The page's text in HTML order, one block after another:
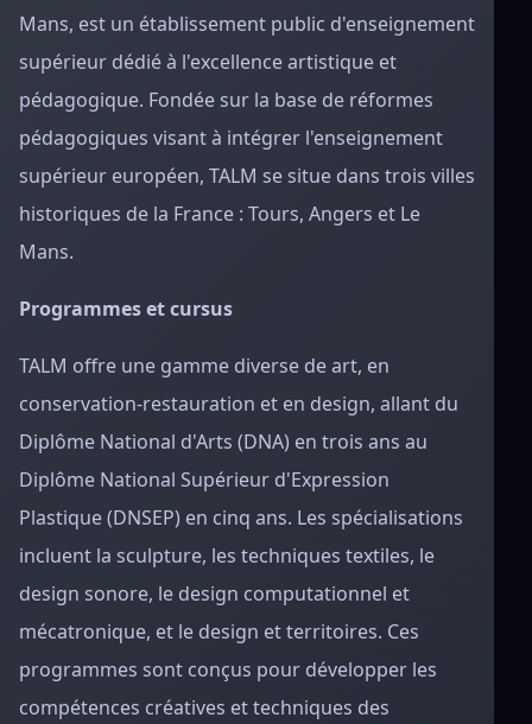
Mans, est un établissement public d'enseignement
supérieur dédié à l'excellence artistique et
pédagogique. Fondée sur la base de réformes
pédagogiques visant à intégrer l'enseignement
supérieur européen, TALM se situe dans trois villes
historiques de la France : Tours, Angers et Le
Mans.
Programmes et cursus
TALM offre une gamme diverse de art, en
conservation-restauration et en design, allant du
Diplôme National d'Arts (DNA) en trois ans au
Diplôme National Supérieur d'Expression
Plastique (DNSEP) en cinq ans. Les spécialisations
incluent la sculpture, les techniques textiles, le
design sonore, le design computationnel et
mécatronique, et le design et territoires. Ces
programmes sont conçus pour développer les
compétences créatives et techniques des